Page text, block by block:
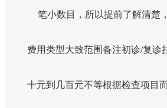
笔小数目，所以提前了解清楚
费用类型大致范围备注初诊/复诊
十元到几百元不等根据检查项目